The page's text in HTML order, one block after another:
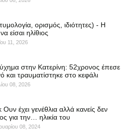
ορισμός, ιδιότητες) - Η
είσαι ηλίθιος
11, 2026
στην Κατερίνη: 52χρονος έπεσε
και τραυματίστηκε στο κεφάλι
08, 2026
Ουν έχει γενέθλια αλλά κανείς δεν
για την… ηλικία του
08, 2024